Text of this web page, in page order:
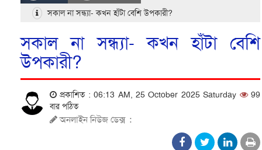
সকাল না সন্ধ্যা- কখন হাঁটা বেশি উপকারী?
সকাল না সন্ধ্যা- কখন হাঁটা বেশি
উপকারী?
প্রকাশিত : 06:13 AM, 25 October 2025 Saturday
99
বার পঠিত
অনলাইন নিউজ ডেক্স :